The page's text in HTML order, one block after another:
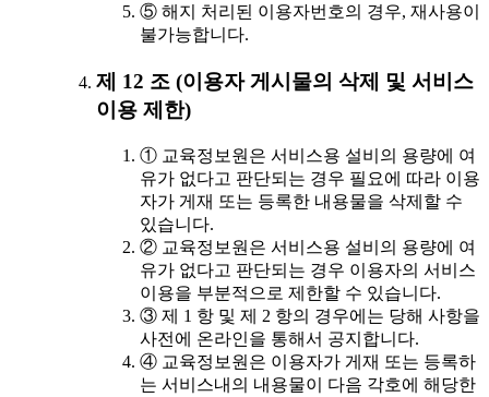
⑤ 해지 처리된 이용자번호의 경우, 재사용이
불가능합니다.
제 12 조 (이용자 게시물의 삭제 및 서비스
이용 제한)
① 교육정보원은 서비스용 설비의 용량에 여
유가 없다고 판단되는 경우 필요에 따라 이용
자가 게재 또는 등록한 내용물을 삭제할 수
있습니다.
② 교육정보원은 서비스용 설비의 용량에 여
유가 없다고 판단되는 경우 이용자의 서비스
이용을 부분적으로 제한할 수 있습니다.
③ 제 1 항 및 제 2 항의 경우에는 당해 사항을
사전에 온라인을 통해서 공지합니다.
④ 교육정보원은 이용자가 게재 또는 등록하
는 서비스내의 내용물이 다음 각호에 해당한